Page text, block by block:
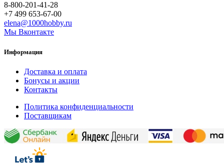
8-800-201-41-28
+7 499 653-67-00
elena@1000hobby.ru
Мы Вконтакте
Информация
Доставка и оплата
Бонусы и акции
Контакты
Политика конфиденциальности
Поставщикам